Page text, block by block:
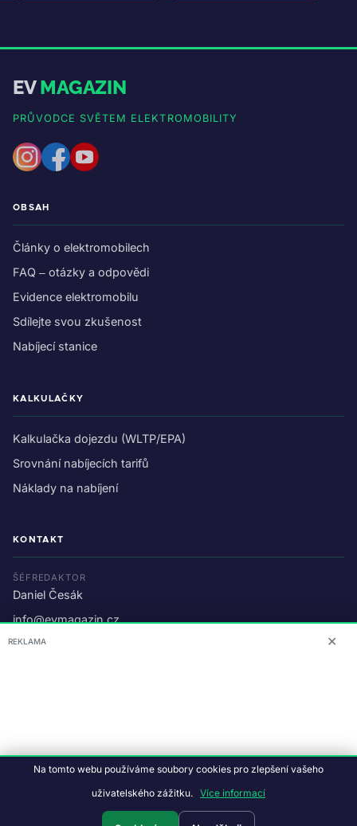
EVMAGAZIN
PRŮVODCE SVĚTEM ELEKTROMOBILITY
OBSAH
Články o elektromobilech
FAQ – otázky a odpovědi
Evidence elektromobilu
Sdílejte svou zkušenost
Nabíjecí stanice
KALKULAČKY
Kalkulačka dojezdu (WLTP/EPA)
Srovnání nabíjecích tarifů
Náklady na nabíjení
KONTAKT
ŠÉFREDAKTOR
Daniel Česák
info@evmagazin.cz
O nás
© 2026 EV Magazin.Podmínky a ochrana dat.
Studiografix
REKLAMA ✕
Na tomto webu používáme soubory cookies pro zlepšení vašeho
uživatelského zážitku. Více informací